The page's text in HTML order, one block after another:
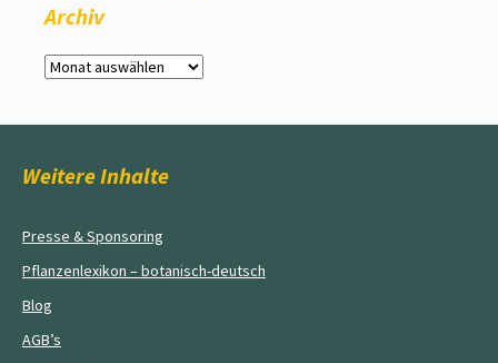
Archiv
Archiv
Weitere Inhalte
Presse & Sponsoring
Pflanzenlexikon – botanisch-deutsch
Blog
AGB’s